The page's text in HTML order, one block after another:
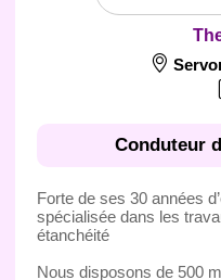
Conduteur
Forte de ses 30 années
spécialisée dans les
étanchéité
Nous disposons de 500